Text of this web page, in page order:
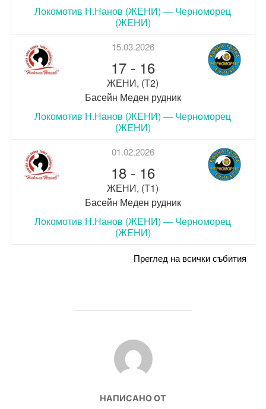
Локомотив Н.Нанов (ЖЕНИ) — Черноморец
(ЖЕНИ)
15.03.2026
17- 16
ЖЕНИ, (Т2)
Басейн Меден рудник
Локомотив Н.Нанов (ЖЕНИ) — Черноморец
(ЖЕНИ)
01.02.2026
18- 16
ЖЕНИ, (Т1)
Басейн Меден рудник
Локомотив Н.Нанов (ЖЕНИ) — Черноморец
(ЖЕНИ)
Преглед на всички събития
POST AUTHOR
НАПИСАНО ОТ